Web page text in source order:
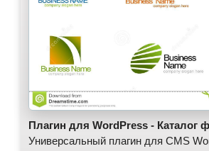
Плагин для WordPress - Каталог
Универсальный плагин для CMS